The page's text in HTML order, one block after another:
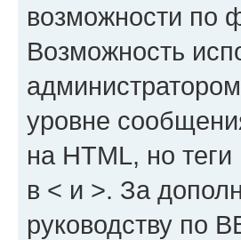
возможности по
Возможность
уровне
на HTML, но
в < и >. За
руководству по